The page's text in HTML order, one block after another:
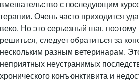
вмешательство с последующим
терапии. Очень часто приходится
веко. Но это серьезный шаг,
решиться, следует обратиться за
нескольким разным ветеринарам.
неприятных неустранимых
хронического конъюнктивита и